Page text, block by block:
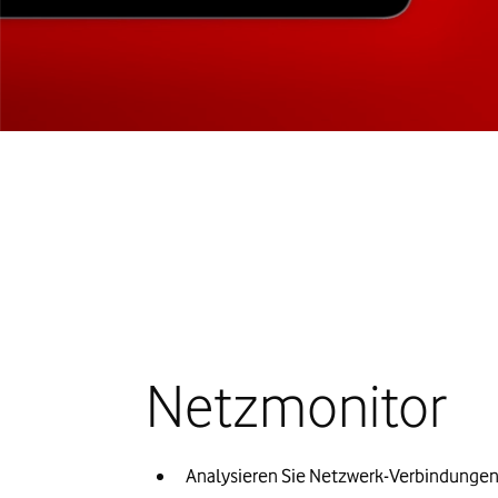
Netzmonitor
Analysieren Sie Netzwerk-